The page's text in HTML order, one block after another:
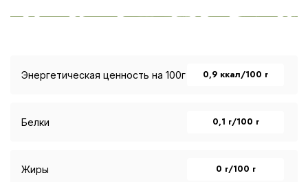
Энергетическая ценность на 100г 0,9 ккал/100 г
Белки 0,1 г/100 г
Жиры 0 г/100 г